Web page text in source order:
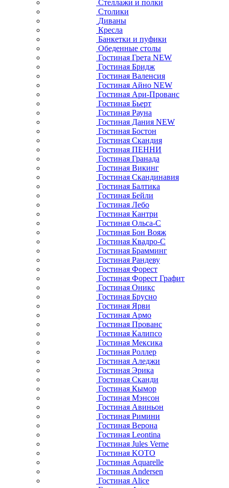
Стеллажи и полки
Столики
Диваны
Кресла
Банкетки и пуфики
Обеденные столы
Гостиная Грета NEW
Гостиная Бридж
Гостиная Валенсия
Гостиная Айно NEW
Гостиная Ари-Прованс
Гостиная Бьерт
Гостиная Рауна
Гостиная Дания NEW
Гостиная Бостон
Гостиная Скандия
Гостиная ПЕННИ
Гостиная Гранада
Гостиная Викинг
Гостиная Скандинавия
Гостиная Балтика
Гостиная Бейли
Гостиная Лебо
Гостиная Кантри
Гостиная Ольса-С
Гостиная Бон Вояж
Гостиная Квадро-С
Гостиная Брамминг
Гостиная Рандеву
Гостиная Форест
Гостиная Форест Графит
Гостиная Оникс
Гостиная Брусно
Гостиная Ярви
Гостиная Армо
Гостиная Прованс
Гостиная Калипсо
Гостиная Мексика
Гостиная Роллер
Гостиная Аледжи
Гостиная Эрика
Гостиная Сканди
Гостиная Кымор
Гостиная Мэнсон
Гостиная Авиньон
Гостиная Римини
Гостиная Верона
Гостиная Leontina
Гостиная Jules Verne
Гостиная KOTO
Гостиная Aquarelle
Гостиная Andersen
Гостиная Alice